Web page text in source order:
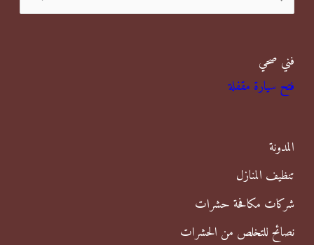
ل
ح
ث
ن
فني صحي
فتح سيارة مقفلة
المدونة
تنظيف المنازل
شركات مكافحة حشرات
نصائح للتخلص من الحشرات